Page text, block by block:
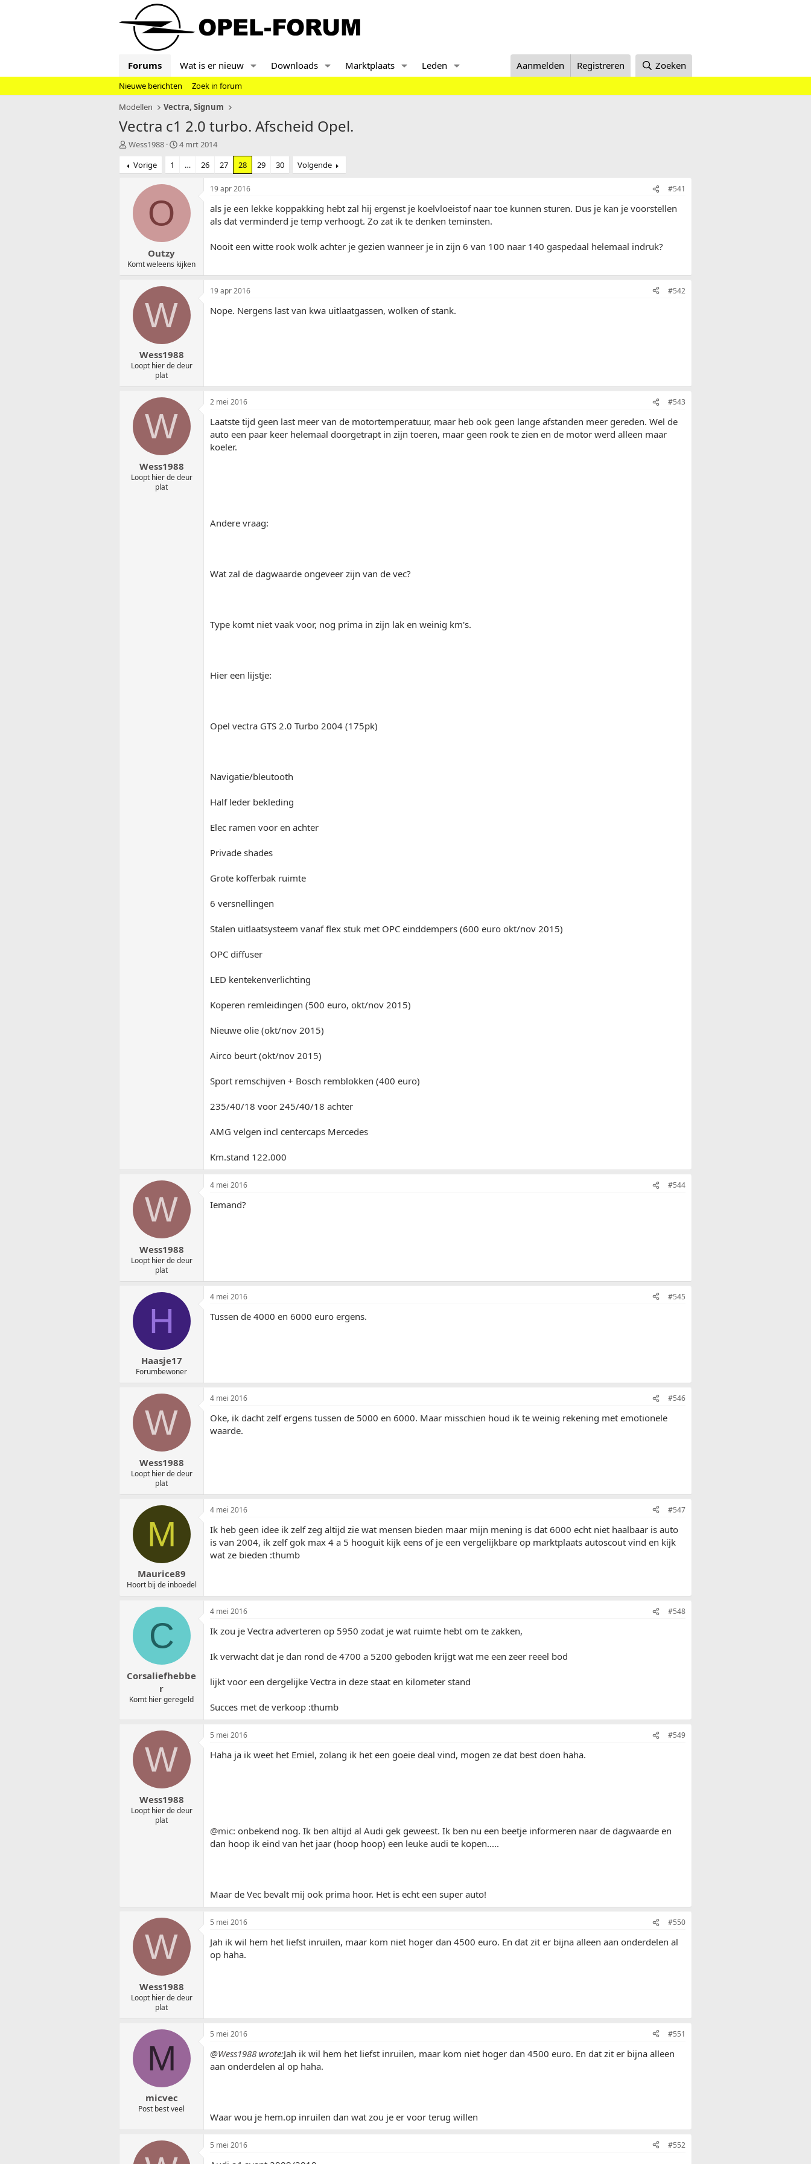
Forums Wat is er nieuw Downloads Marktplaats Leden Aanmelden Registreren Zoeken
Nieuwe berichten
Zoek in forum
Modellen
Vectra, Signum
Vectra c1 2.0 turbo. Afscheid Opel.
T
p
i
r
Wess1988
S
r
t
u
4 mrt 2014
Vorige
1 … 26 27 28 29 30 Volgende
O
Outzy
Komt weleens kijken
19 apr 2016 #541
als je een lekke koppakking hebt zal hij ergenst je koelvloeistof naar toe kunnen sturen. Dus je kan je voorstellen
als dat verminderd je temp verhoogt. Zo zat ik te denken teminsten.
Nooit een witte rook wolk achter je gezien wanneer je in zijn 6 van 100 naar 140 gaspedaal helemaal indruk?
W
Wess1988
Loopt hier de deur
plat
19 apr 2016 #542
Nope. Nergens last van kwa uitlaatgassen, wolken of stank.
W
Wess1988
Loopt hier de deur
plat
2 mei 2016 #543
Laatste tijd geen last meer van de motortemperatuur, maar heb ook geen lange afstanden meer gereden. Wel de
auto een paar keer helemaal doorgetrapt in zijn toeren, maar geen rook te zien en de motor werd alleen maar
koeler.
Andere vraag:
Wat zal de dagwaarde ongeveer zijn van de vec?
Type komt niet vaak voor, nog prima in zijn lak en weinig km's.
Hier een lijstje:
Opel vectra GTS 2.0 Turbo 2004 (175pk)
Navigatie/bleutooth
Half leder bekleding
Elec ramen voor en achter
Privade shades
Grote kofferbak ruimte
6 versnellingen
Stalen uitlaatsysteem vanaf flex stuk met OPC einddempers (600 euro okt/nov 2015)
OPC diffuser
LED kentekenverlichting
Koperen remleidingen (500 euro, okt/nov 2015)
Nieuwe olie (okt/nov 2015)
Airco beurt (okt/nov 2015)
Sport remschijven + Bosch remblokken (400 euro)
235/40/18 voor 245/40/18 achter
AMG velgen incl centercaps Mercedes
Km.stand 122.000
W
Wess1988
Loopt hier de deur
plat
4 mei 2016 #544
Iemand?
H
Haasje17
Forumbewoner
4 mei 2016 #545
Tussen de 4000 en 6000 euro ergens.
W
Wess1988
Loopt hier de deur
plat
4 mei 2016 #546
Oke, ik dacht zelf ergens tussen de 5000 en 6000. Maar misschien houd ik te weinig rekening met emotionele
waarde.
M
Maurice89
Hoort bij de inboedel
4 mei 2016 #547
Ik heb geen idee ik zelf zeg altijd zie wat mensen bieden maar mijn mening is dat 6000 echt niet haalbaar is auto
is van 2004, ik zelf gok max 4 a 5 hooguit kijk eens of je een vergelijkbare op marktplaats autoscout vind en kijk
wat ze bieden :thumb
C
Corsaliefhebbe
r
Komt hier geregeld
4 mei 2016 #548
Ik zou je Vectra adverteren op 5950 zodat je wat ruimte hebt om te zakken,
Ik verwacht dat je dan rond de 4700 a 5200 geboden krijgt wat me een zeer reeel bod
lijkt voor een dergelijke Vectra in deze staat en kilometer stand
Succes met de verkoop :thumb
W
Wess1988
Loopt hier de deur
plat
5 mei 2016 #549
Haha ja ik weet het Emiel, zolang ik het een goeie deal vind, mogen ze dat best doen haha.
@mic: onbekend nog. Ik ben altijd al Audi gek geweest. Ik ben nu een beetje informeren naar de dagwaarde en
dan hoop ik eind van het jaar (hoop hoop) een leuke audi te kopen.....
Maar de Vec bevalt mij ook prima hoor. Het is echt een super auto!
W
Wess1988
Loopt hier de deur
plat
5 mei 2016 #550
Jah ik wil hem het liefst inruilen, maar kom niet hoger dan 4500 euro. En dat zit er bijna alleen aan onderdelen al
op haha.
M
micvec
Post best veel
5 mei 2016 #551
@Wess1988 wrote:Jah ik wil hem het liefst inruilen, maar kom niet hoger dan 4500 euro. En dat zit er bijna alleen
aan onderdelen al op haha.
Waar wou je hem.op inruilen dan wat zou je er voor terug willen
5 mei 2016 #552